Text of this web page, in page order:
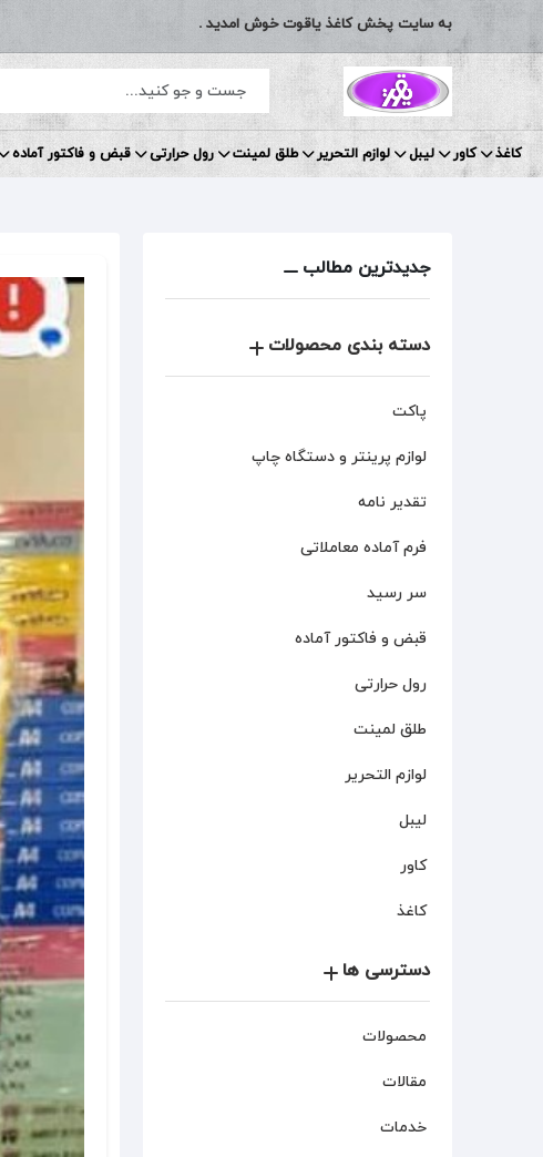
به سایت پخش کاغذ یاقوت خوش امدید .
کاغذ کاور لیبل لوازم التحریر طلق لمینت رول حرارتی قبض و فاکتور آماده
جدیدترین مطالب
دسته بندی محصولات
پاکت
لوازم پرینتر و دستگاه چاپ
تقدیر نامه
فرم آماده معاملاتی
سر رسید
قبض و فاکتور آماده
رول حرارتی
طلق لمینت
لوازم التحریر
لیبل
کاور
کاغذ
دسترسی ها
محصولات
مقالات
خدمات